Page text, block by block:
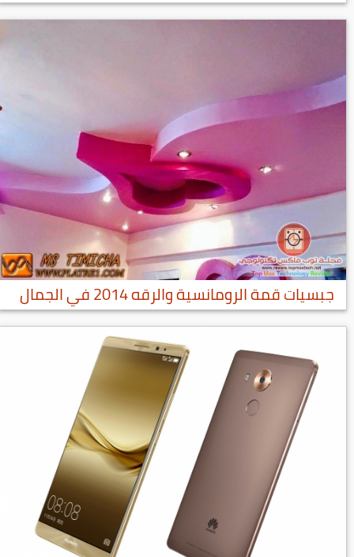
جبسيات قمة الرومانسية والرقه 2014 في الجمال